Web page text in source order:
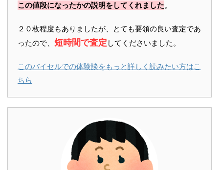
この値段になったかの説明をしてくれました。
２０枚程度もありましたが、とても要領の良い査定であ
ったので、 短時間で査定 してくださいました。
このバイセルでの体験談をもっと詳しく読みたい方はこ
ちら